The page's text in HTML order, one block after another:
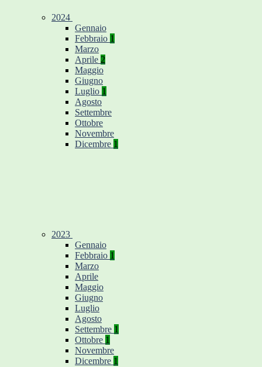
2024
Gennaio
Febbraio 1
Marzo
Aprile 2
Maggio
Giugno
Luglio 1
Agosto
Settembre
Ottobre
Novembre
Dicembre 1
2023
Gennaio
Febbraio 1
Marzo
Aprile
Maggio
Giugno
Luglio
Agosto
Settembre 1
Ottobre 1
Novembre
Dicembre 1